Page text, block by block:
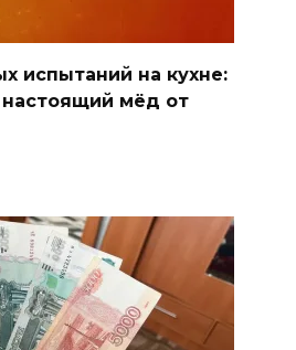
испытаний на кухне:
настоящий мёд от